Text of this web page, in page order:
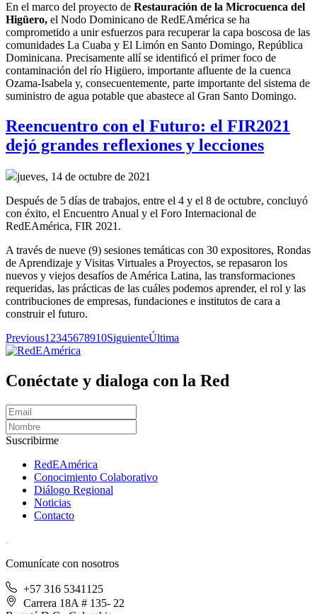
En el marco del proyecto de Restauración de la Microcuenca del
Higüero, el Nodo Dominicano de RedEAmérica se ha
comprometido a unir esfuerzos para recuperarla capa boscosa de las
comunidades La Cuaba y El Limón en Santo Domingo, República
Dominicana. Precisamente allíse identificó el primer foco de
contaminación del río Higüero, importante afluente de la cuenca
Ozama-Isabela y, consecuentemente, parte importante del sistema de
suministro de agua potable que abastece al Gran Santo Domingo.
Reencuentro con el Futuro: el FIR2021
dejó grandes reflexiones y lecciones
jueves, 14 de octubre de 2021
Después de 5 días de trabajos, entre el 4 y el 8 de octubre, concluyó
con éxito, el Encuentro Anual y el Foro Internacional de
RedEAmérica, FIR 2021.
A través de nueve (9) sesiones temáticas con 30 expositores, Rondas
de Aprendizaje y Visitas Virtuales a Proyectos, se repasaron los
nuevos y viejos desafíos de América Latina, las transformaciones
requeridas, las prácticas de las cuáles podemos aprender, el rol y las
contribuciones de empresas, fundaciones e institutos de cara a
construir el futuro.
Previous1 2345678910SiguienteÚltima
Conéctate y dialoga con la Red
Suscribirme
RedEAmérica
Conocimiento Colaborativo
Diálogo Regional
Noticias
Contacto
Comunícate con nosotros
+57 316 5341125
Carrera 18A # 135- 22